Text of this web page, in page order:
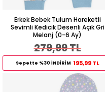
Erkek Bebek Tulum Hareketli
Sevimli Kedicik Desenli Açık Gri
Melanj (0-6 Ay)
279,99 TL
Sepette %30 İNDİRİM 195,99 TL